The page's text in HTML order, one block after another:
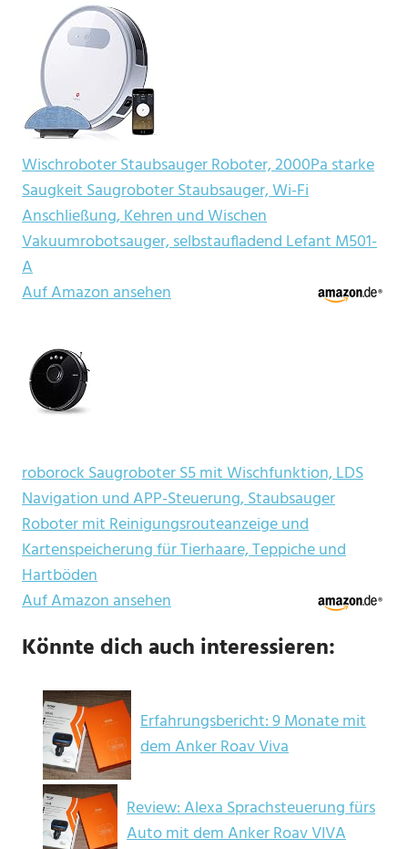
Wischroboter Staubsauger Roboter, 2000Pa starke
Saugkeit Saugroboter Staubsauger, Wi-Fi
Anschließung, Kehren und Wischen
Vakuumrobotsauger, selbstaufladend Lefant M501-
A
Auf Amazon ansehen
roborock Saugroboter S5 mit Wischfunktion, LDS
Navigation und APP-Steuerung, Staubsauger
Roboter mit Reinigungsrouteanzeige und
Kartenspeicherung für Tierhaare, Teppiche und
Hartböden
Auf Amazon ansehen
Könnte dich auch interessieren:
Erfahrungsbericht: 9 Monate mit
dem Anker Roav Viva
Review: Alexa Sprachsteuerung fürs
Auto mit dem Anker Roav VIVA